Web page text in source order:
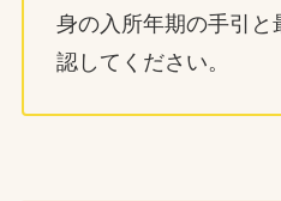
身の入所年期の手引と
認してください。